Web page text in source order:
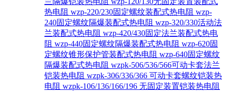
热电阻 wzp-220/230固定螺纹装配式热电阻 wzp-
240固定螺纹隔爆装配式热电阻 wzp-320/330活动法
兰装配式热电阻 wzp-420/430固定法兰装配式热电
阻 wzp-440固定螺纹隔爆装配式热电阻 wzp-620固
定螺纹锥形保护管装配式热电阻 wzp-640固定螺纹
隔爆装配式热电阻 wzpk-506/536/566可动卡套法兰
铠装热电阻 wzpk-306/336/366 可动卡套螺纹铠装热
电阻 wzpk-106/136/166/196 无固定装置铠装热电阻